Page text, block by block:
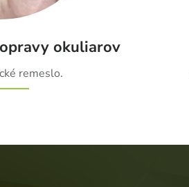
okuliarov
remeslo.